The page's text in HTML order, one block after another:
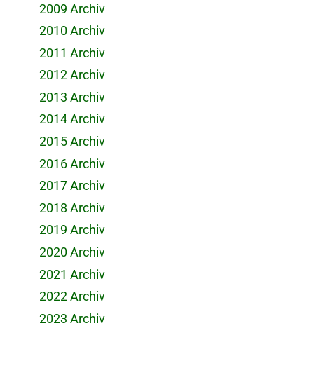
2009 Archiv
2010 Archiv
2011 Archiv
2012 Archiv
2013 Archiv
2014 Archiv
2015 Archiv
2016 Archiv
2017 Archiv
2018 Archiv
2019 Archiv
2020 Archiv
2021 Archiv
2022 Archiv
2023 Archiv